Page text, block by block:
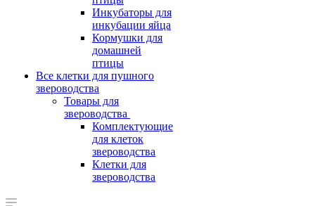
Инкубаторы для
инкубации яйца
Кормушки для
домашней
птицы
Все клетки для пушного
звероводства
Товары для
звероводства
Комплектующие
для клеток
звероводства
Клетки для
звероводства